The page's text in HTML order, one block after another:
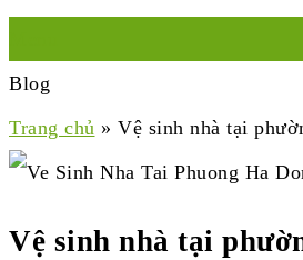
Blog
Trang chủ » Vệ sinh nhà tại
Vệ sinh nhà tại